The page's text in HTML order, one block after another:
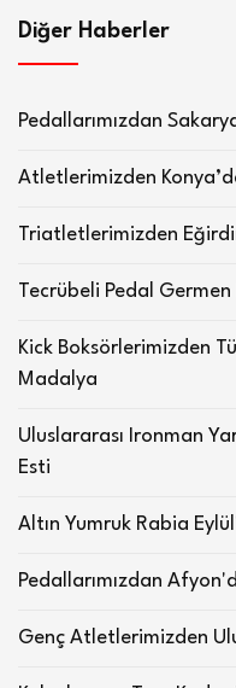
Diğer Haberler
Pedallarımızdan
Atletlerimizden
Triatletlerimizden
Tecrübeli Pedal
Kick Boksörlerimizden
Madalya
Uluslararası Ironman
Esti
Altın Yumruk Rabia
Pedallarımızdan
Genç Atletlerimizden